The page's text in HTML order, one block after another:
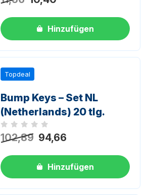
Hinzufügen
Topdeal
Bump Keys – Set NL
(Netherlands) 20 tlg.
Noch keine Bewertungen
102,89 94,66
Hinzufügen